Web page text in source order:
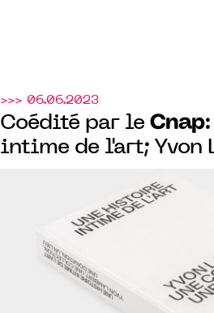
>>> 06.06.2023
Coédité par le Cnap:
intime de l'art; Yvon
livre de la donation